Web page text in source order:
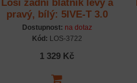
Losi zadní blatník levý a
pravý, bílý: 5IVE-T 3.0
Dostupnost: na dotaz
Kód: LOS-3722
1 329 Kč